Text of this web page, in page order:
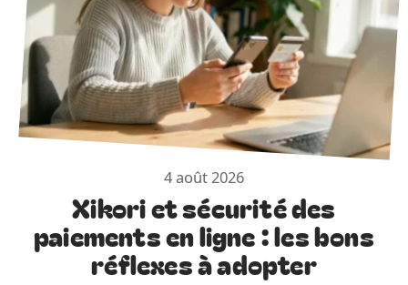
4 août 2026
Xikori et sécurité des
paiements en ligne : les bons
réflexes à adopter